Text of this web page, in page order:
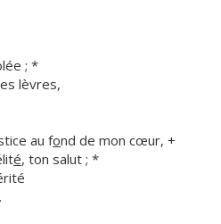
; *
lèvres,
au fond de mon cœur, +
é, ton salut ; *